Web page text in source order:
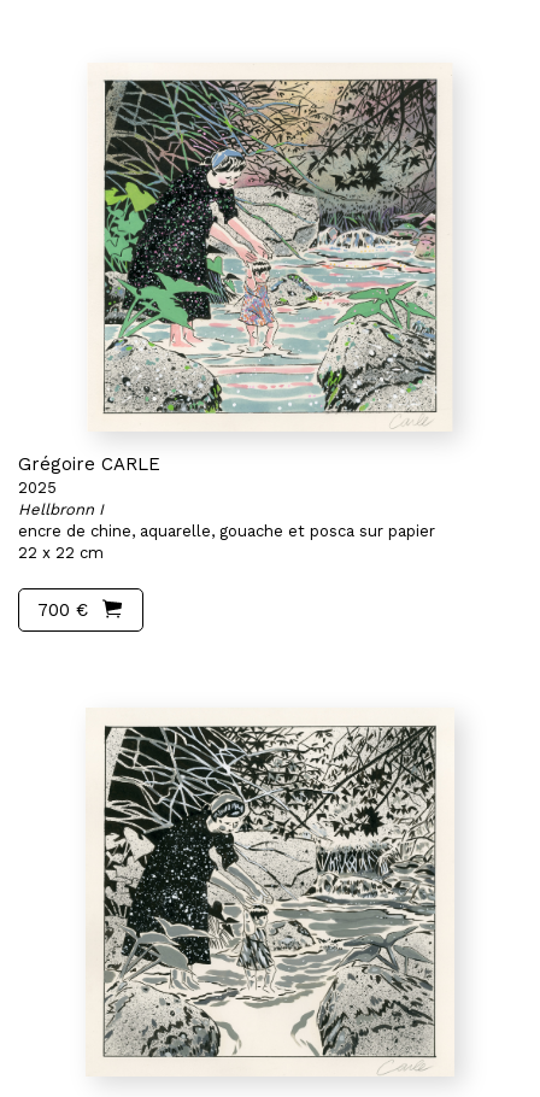
Grégoire CARLE
2025
Hellbronn I
encre de chine, aquarelle, gouache et posca sur papier
22 x 22 cm
700 €